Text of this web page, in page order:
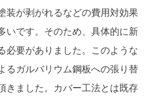
装が剥がれるなどの費用対効果
いです。そのため、具体的に新
必要がありました。このような
るガルバリウム鋼板への張り替
きました。カバー工法とは既存